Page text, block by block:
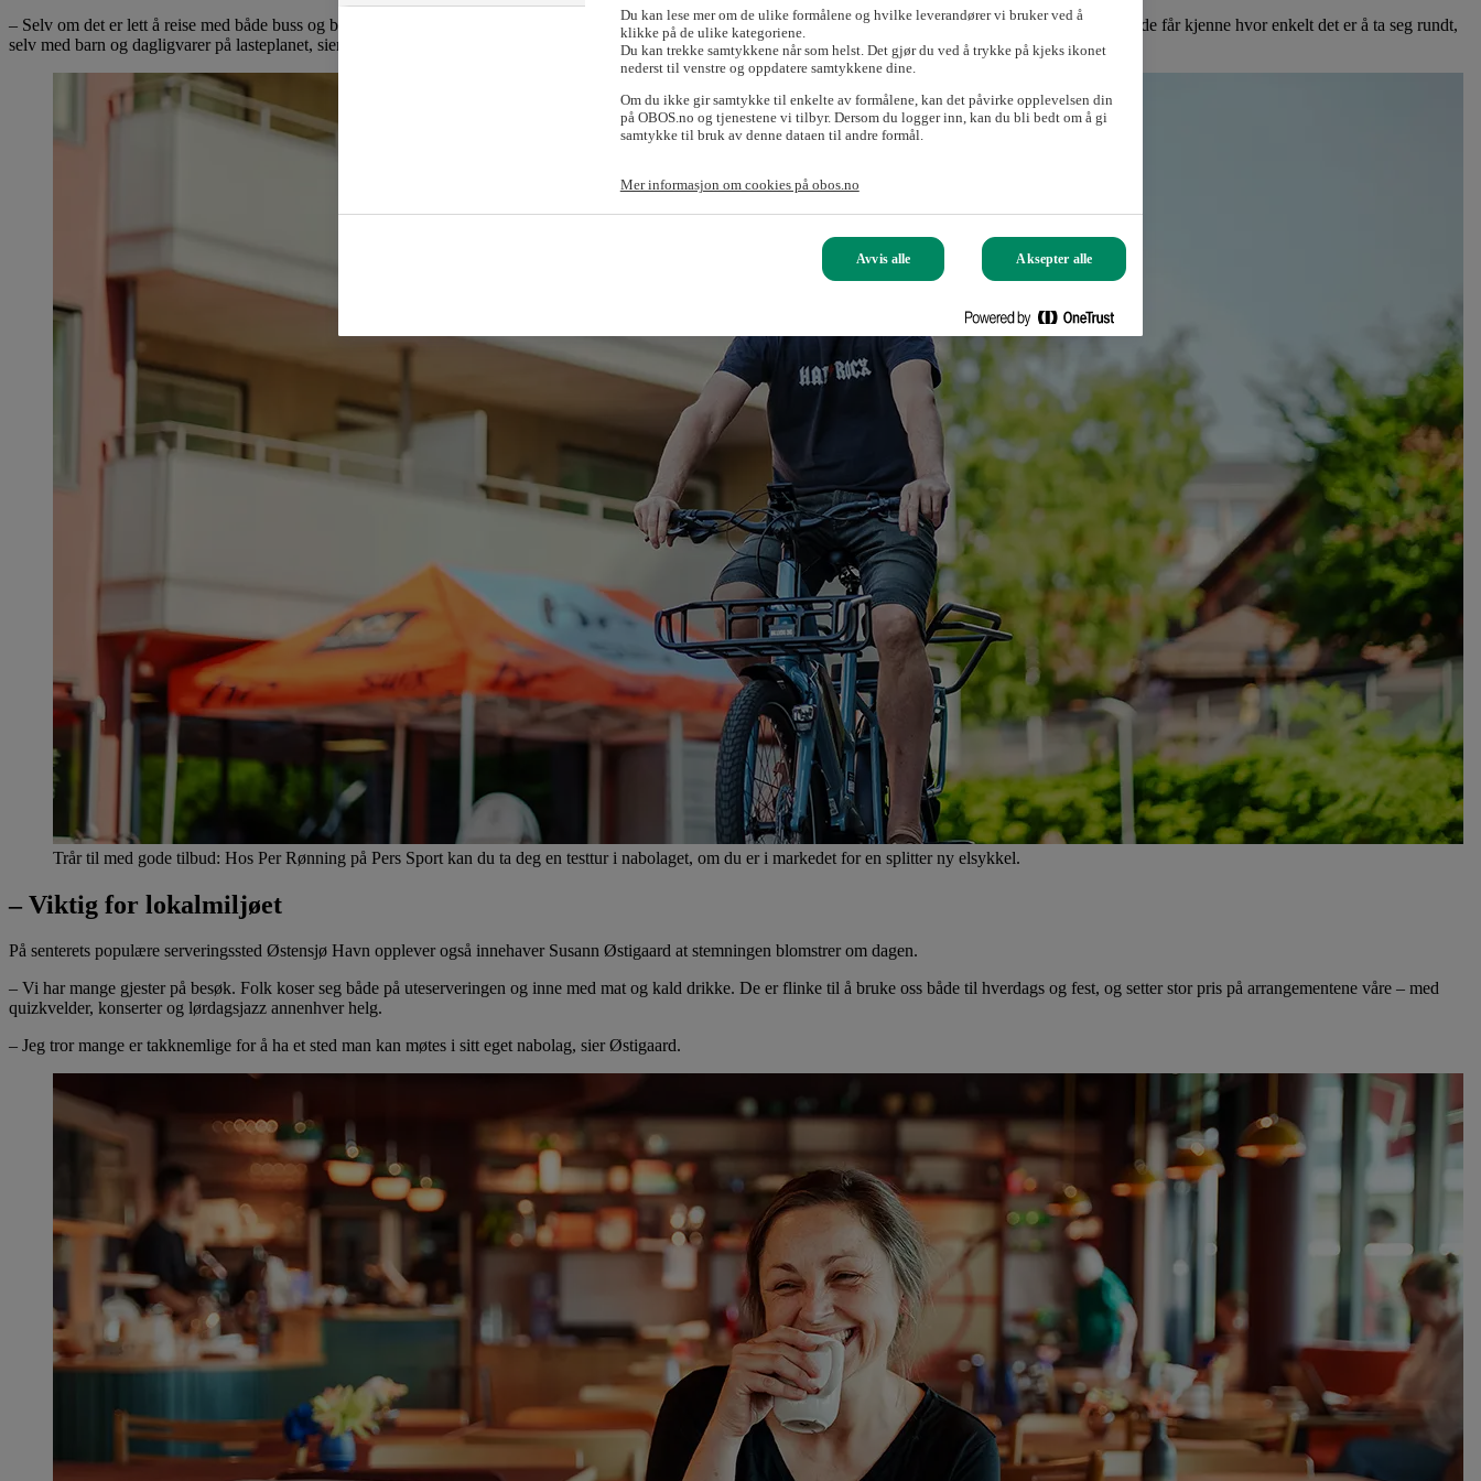
– Selv om det er lett å reise med både buss og bane fra Oppsal, ønsker vi å bidra til at flere velger sykkel til jobben. Derfor lar vi kunder få prøve elsyklene våre, så de får kjenne hvor enkelt det er å ta seg rundt,
selv med barn og dagligvarer på lasteplanet, sier Rønning.
Trår til med gode tilbud: Hos Per Rønning på Pers Sport kan du ta deg en testtur i nabolaget, om du er i markedet for en splitter ny elsykkel.
– Viktig for lokalmiljøet
På senterets populære serveringssted Østensjø Havn opplever også innehaver Susann Østigaard at stemningen blomstrer om dagen.
– Vi har mange gjester på besøk. Folk koser seg både på uteserveringen og inne med mat og kald drikke. De er flinke til å bruke oss både til hverdags og fest, og setter stor pris på arrangementene våre – med
quizkvelder, konserter og lørdagsjazz annenhver helg.
– Jeg tror mange er takknemlige for å ha et sted man kan møtes i sitt eget nabolag, sier Østigaard.
Du kan lese mer om de ulike formålene og hvilke leverandører vi bruker ved å
klikke på de ulike kategoriene.
Du kan trekke samtykkene når som helst. Det gjør du ved å trykke på kjeks ikonet
nederst til venstre og oppdatere samtykkene dine.
Om du ikke gir samtykke til enkelte av formålene, kan det påvirke opplevelsen din
på OBOS.no og tjenestene vi tilbyr. Dersom du logger inn, kan du bli bedt om å gi
samtykke til bruk av denne dataen til andre formål.
Mer informasjon om cookies på obos.no
Avvis alle Aksepter alle